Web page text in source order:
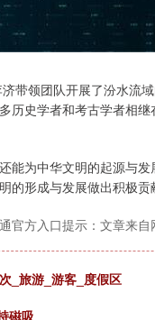
带领团队开展了汾水流
历史学者和考古学者相
能为中华文明的起源与
形成与发展做出积极贡
官方入口提示：文章来自
_旅游_游客_度假区
磁吸
沪深300 4694.44